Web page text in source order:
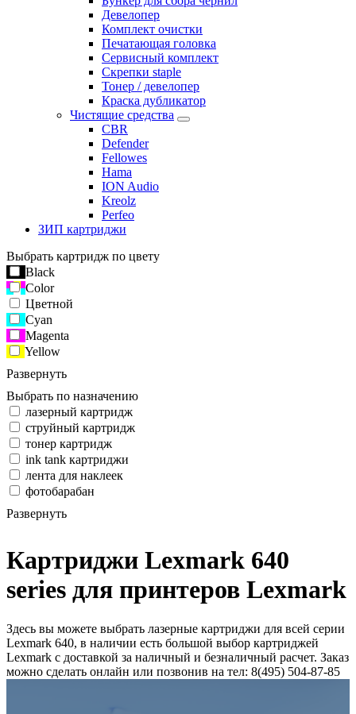
Девелопер
Комплект очистки
Печатающая головка
Сервисный комплект
Скрепки staple
Тонер / девелопер
Краска дубликатор
Чистящие средства
CBR
Defender
Fellowes
Hama
ION Audio
Kreolz
Perfeo
ЗИП картриджи
Выбрать картридж по цвету
Black
Color
Цветной
Cyan
Magenta
Yellow
Развернуть
Выбрать по назначению
лазерный картридж
струйный картридж
тонер картридж
ink tank картриджи
лента для наклеек
фотобарабан
Развернуть
Картриджи Lexmark 640
series для принтеров Lexmark
Здесь вы можете выбрать лазерные картриджи для всей серии
Lexmark 640, в наличии есть большой выбор картриджей
Lexmark с доставкой за наличный и безналичный расчет. Заказ
можно сделать онлайн или позвонив на тел: 8(495) 504-87-85